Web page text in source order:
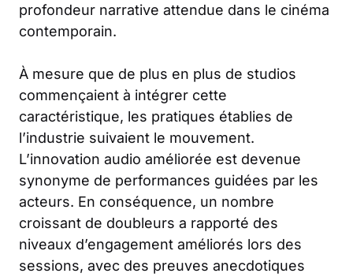
profondeur narrative attendue dans le cinéma
contemporain.
À mesure que de plus en plus de studios
commençaient à intégrer cette
caractéristique, les pratiques établies de
l’industrie suivaient le mouvement.
L’innovation audio améliorée est devenue
synonyme de performances guidées par les
acteurs. En conséquence, un nombre
croissant de doubleurs a rapporté des
niveaux d’engagement améliorés lors des
sessions, avec des preuves anecdotiques